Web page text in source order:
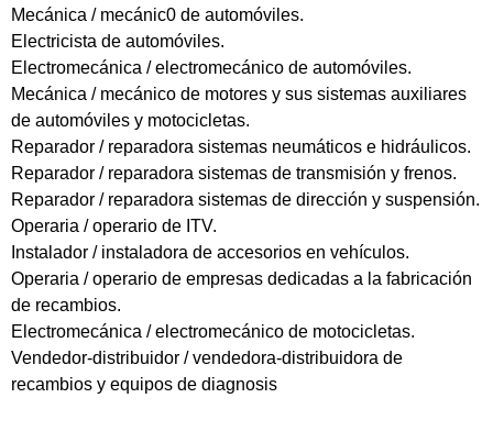
Mecánica / mecánic0 de automóviles.
Electricista de automóviles.
Electromecánica / electromecánico de automóviles.
Mecánica / mecánico de motores y sus sistemas auxiliares
de automóviles y motocicletas.
Reparador / reparadora sistemas neumáticos e hidráulicos.
Reparador / reparadora sistemas de transmisión y frenos.
Reparador / reparadora sistemas de dirección y suspensión.
Operaria / operario de ITV.
Instalador / instaladora de accesorios en vehículos.
Operaria / operario de empresas dedicadas a la fabricación
de recambios.
Electromecánica / electromecánico de motocicletas.
Vendedor-distribuidor / vendedora-distribuidora de
recambios y equipos de diagnosis